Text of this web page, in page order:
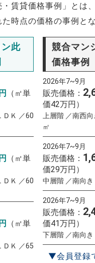
賃貸価格事例」とは
時点の価格の事例とな
此
（㎡単
ＤＫ ／60
（㎡単
ＤＫ ／60
（㎡単
ＤＫ ／65
競合マン
価格事例
2026年7~9月
販売価格：
価42万円）
上層階 ／南西
㎡
2026年7~9月
販売価格：
価29万円）
中層階 ／南向
2026年7~9月
販売価格：
価41万円）
下層階 ／南向
▼会員登録